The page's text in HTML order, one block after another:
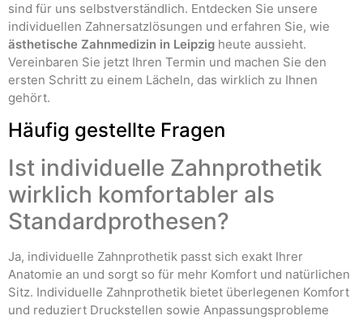
sind für uns selbstverständlich. Entdecken Sie unsere
individuellen Zahnersatzlösungen und erfahren Sie, wie
ästhetische Zahnmedizin in Leipzig heute aussieht.
Vereinbaren Sie jetzt Ihren Termin und machen Sie den
ersten Schritt zu einem Lächeln, das wirklich zu Ihnen
gehört.
Häufig gestellte Fragen
Ist individuelle Zahnprothetik
wirklich komfortabler als
Standardprothesen?
Ja, individuelle Zahnprothetik passt sich exakt Ihrer
Anatomie an und sorgt so für mehr Komfort und natürlichen
Sitz. Individuelle Zahnprothetik bietet überlegenen Komfort
und reduziert Druckstellen sowie Anpassungsprobleme